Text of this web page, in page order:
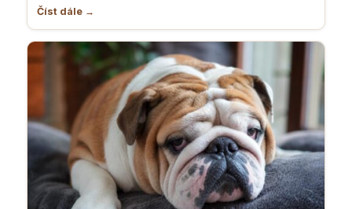
Číst dále →